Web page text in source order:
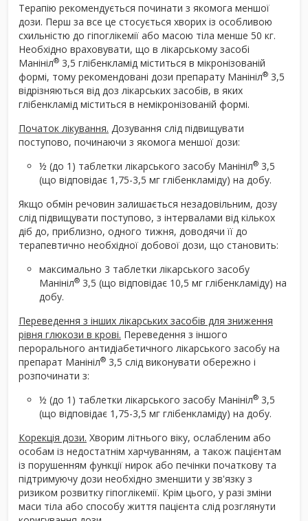
Терапію рекомендується починати з якомога меншої
дози. Перш за все це стосується хворих із особливою
схильністю до гіпоглікемії або масою тіла менше 50 кг.
Необхідно враховувати, що в лікарському засобі
Манініл® 3,5 глібенкламід міститься в мікронізованій
формі, тому рекомендовані дози препарату Манініл® 3,5
відрізняються від доз лікарських засобів, в яких
глібенкламід міститься в немікронізованій формі.
Початок лікування. Дозування слід підвищувати
поступово, починаючи з якомога меншої дози:
½ (до 1) таблетки лікарського засобу Манініл® 3,5
(що відповідає 1,75-3,5 мг глібенкламіду) на добу.
Якщо обмін речовин залишається незадовільним, дозу
слід підвищувати поступово, з інтервалами від кількох
діб до, приблизно, одного тижня, доводячи її до
терапевтично необхідної добової дози, що становить:
максимально 3 таблетки лікарського засобу
Манініл® 3,5 (що відповідає 10,5 мг глібенкламіду) на
добу.
Переведення з інших лікарських засобів для зниження
рівня глюкози в крові. Переведення з іншого
перорального антидіабетичного лікарського засобу на
препарат Манініл® 3,5 слід виконувати обережно і
розпочинати з:
½ (до 1) таблетки лікарського засобу Манініл® 3,5
(що відповідає 1,75-3,5 мг глібенкламіду) на добу.
Корекція дози. Хворим літнього віку, ослабленим або
особам із недостатнім харчуванням, а також пацієнтам
із порушенням функції нирок або печінки початкову та
підтримуючу дози необхідно зменшити у зв'язку з
ризиком розвитку гіпоглікемії. Крім цього, у разі зміни
маси тіла або способу життя пацієнта слід розглянути